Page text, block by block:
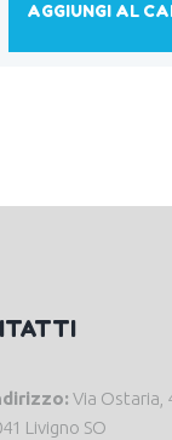
AGGIUNGI AL
Via Ostaria,
Livigno SO